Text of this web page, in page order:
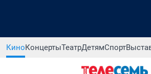
КиноКонцертыТеатрДетямСпорт